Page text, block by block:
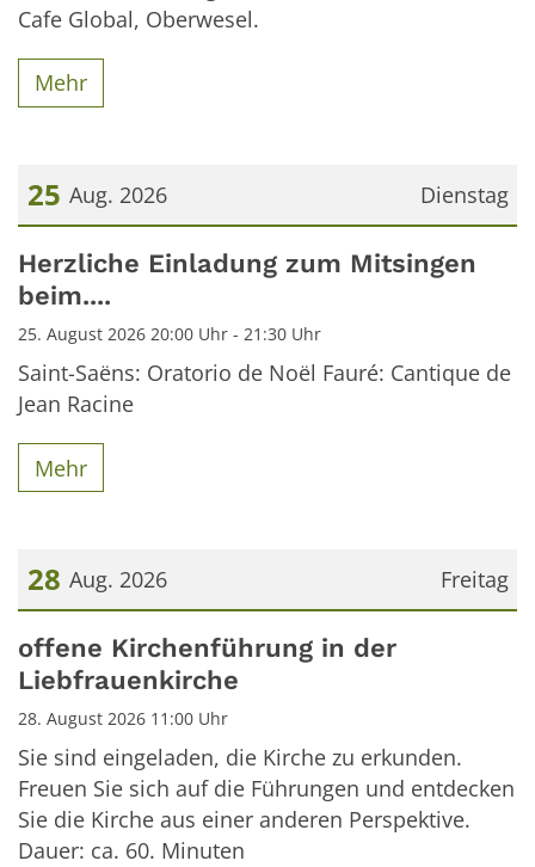
Cafe Global, Oberwesel.
Mehr
Dienstag
25 Aug. 2026
Datum: 25. August 2026
Herzliche Einladung zum Mitsingen
beim....
25. August 2026 20:00 Uhr - 21:30 Uhr
Saint-Saëns: Oratorio de Noël Fauré: Cantique de
Jean Racine
Mehr
Freitag
28 Aug. 2026
Datum: 28. August 2026
offene Kirchenführung in der
Liebfrauenkirche
28. August 2026 11:00 Uhr
Sie sind eingeladen, die Kirche zu erkunden.
Freuen Sie sich auf die Führungen und entdecken
Sie die Kirche aus einer anderen Perspektive.
Dauer: ca. 60. Minuten